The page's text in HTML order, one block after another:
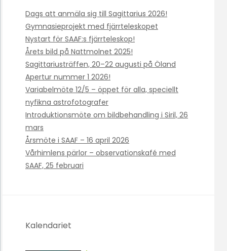
Dags att anmäla sig till Sagittarius 2026!
Gymnasieprojekt med fjärrteleskopet
Nystart för SAAF:s fjärrteleskop!
Årets bild på Nattmolnet 2025!
Sagittariusträffen, 20–22 augusti på Öland
Apertur nummer 1 2026!
Variabelmöte 12/5 – öppet för alla, speciellt
nyfikna astrofotografer
Introduktionsmöte om bildbehandling i Siril, 26
mars
Årsmöte i SAAF – 16 april 2026
Vårhimlens pärlor – observationskafé med
SAAF, 25 februari
Kalendariet